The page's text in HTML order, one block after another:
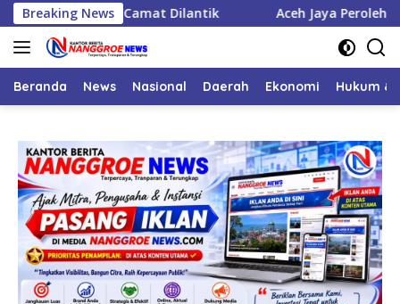
Langsung
ke
konten
Breaking News
Enam Camat Dilantik Aceh Jaya Peroleh Bantuan
Beranda News Nasional Daerah Ekonomi Hukum &